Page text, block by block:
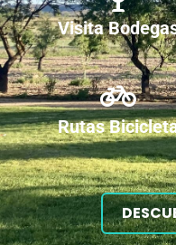
Visita
Rutas